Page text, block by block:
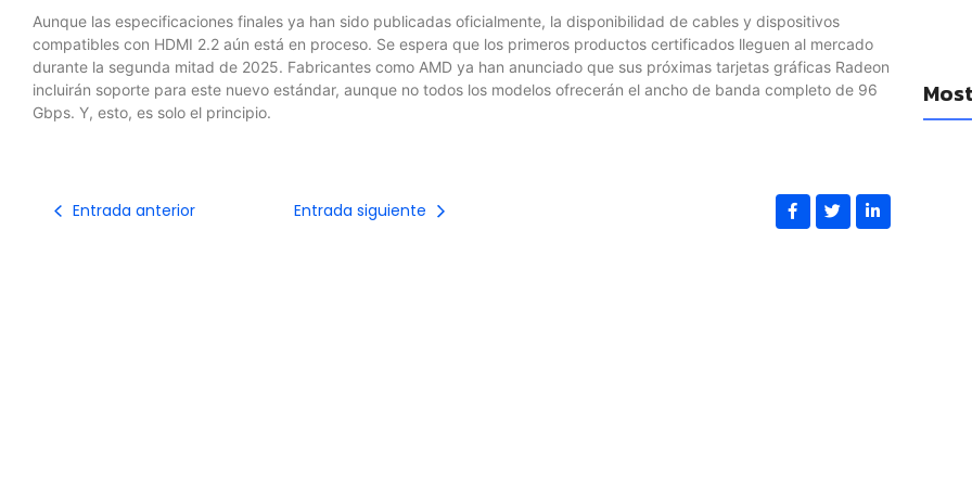
Aunque las especificaciones finales ya han sido publicadas oficialmente, la disponibilidad de cables y dispositivos
compatibles con HDMI 2.2 aún está en proceso. Se espera que los primeros productos certificados lleguen al mercado
durante la segunda mitad de 2025. Fabricantes como AMD ya han anunciado que sus próximas tarjetas gráficas Radeon
incluirán soporte para este nuevo estándar, aunque no todos los modelos ofrecerán el ancho de banda completo de 96
Gbps. Y, esto, es solo el principio.
Entrada anterior Entrada siguiente